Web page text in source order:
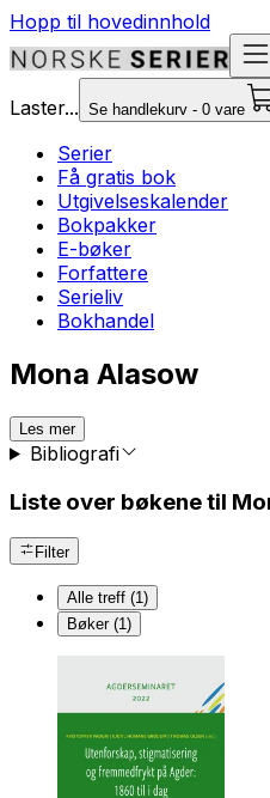
Hopp til hovedinnhold
Laster... Se handlekurv - 0 vare
Serier
Få gratis bok
Utgivelseskalender
Bokpakker
E-bøker
Forfattere
Serieliv
Bokhandel
Mona Alasow
Les mer
Bibliografi
Liste over bøkene til
Filter
Alle treff (1)
Bøker (1)